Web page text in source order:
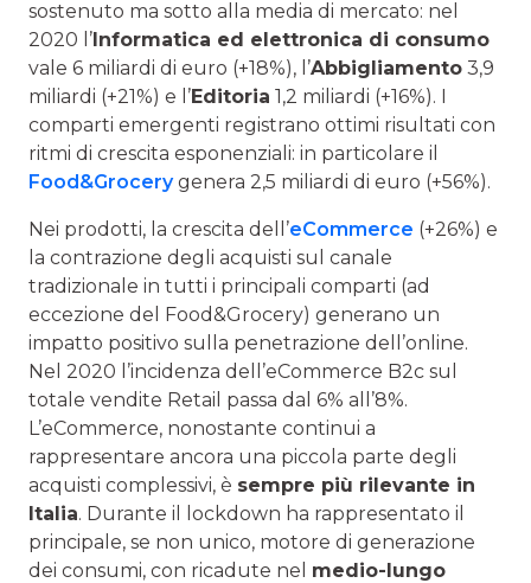
sostenuto ma sotto alla media di mercato: nel
2020 l’Informatica ed elettronica di consumo
vale 6 miliardi di euro (+18%), l’Abbigliamento 3,9
miliardi (+21%) e l’Editoria 1,2 miliardi (+16%). I
comparti emergenti registrano ottimi risultati con
ritmi di crescita esponenziali: in particolare il
Food&Grocerygenera 2,5 miliardi di euro (+56%).
Nei prodotti, la crescita dell’eCommerce (+26%) e
la contrazione degli acquisti sul canale
tradizionale in tutti i principali comparti (ad
eccezione del Food&Grocery) generano un
impatto positivo sulla penetrazione dell’online.
Nel 2020 l’incidenza dell’eCommerce B2c sul
totale vendite Retail passa dal 6% all’8%.
L’eCommerce, nonostante continui a
rappresentare ancora una piccola parte degli
acquisti complessivi, è sempre più rilevante in
Italia. Durante il lockdown ha rappresentato il
principale, se non unico, motore di generazione
dei consumi, con ricadute nel medio-lungo